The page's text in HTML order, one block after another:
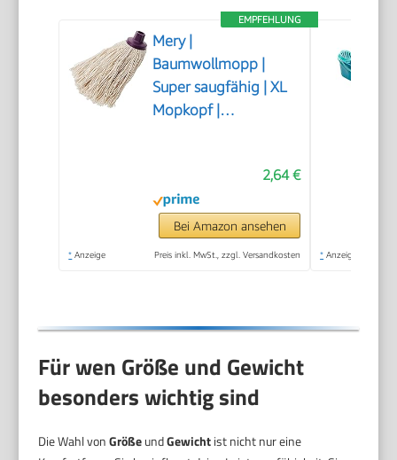
EMPFEHLUNG
Mery |
Baumwollmopp |
Super saugfähig | XL
Mopkopf |
Naturfarbe | 22 cm,
Ekrü
2,64 €
Bei Amazon ansehen
* Anzeige Preis inkl. MwSt., zzgl. Versandkosten * Anzeige
Für wen Größe und Gewicht
besonders wichtig sind
Die Wahl vonGrößeundGewichtist nicht nur eine